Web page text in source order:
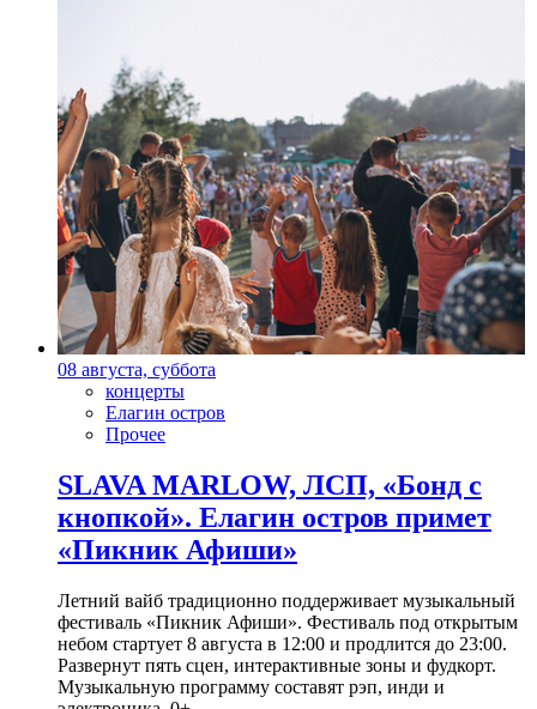
08 августа, суббота
концерты
Елагин остров
Прочее
SLAVA MARLOW, ЛСП, «Бонд с
кнопкой». Елагин остров примет
«Пикник Афиши»
Летний вайб традиционно поддерживает музыкальный
фестиваль «Пикник Афиши». Фестиваль под открытым
небом стартует 8 августа в 12:00 и продлится до 23:00.
Развернут пять сцен, интерактивные зоны и фудкорт.
Музыкальную программу составят рэп, инди и